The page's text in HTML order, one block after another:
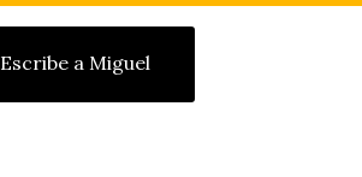
Escribe a Miguel